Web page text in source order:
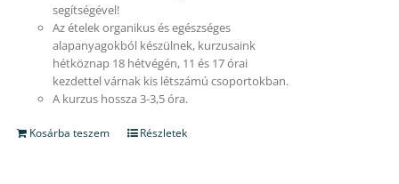
segítségével!
Az ételek organikus és egészséges
alapanyagokból készülnek, kurzusaink
hétköznap 18 hétvégén, 11 és 17 órai
kezdettel várnak kis létszámú csoportokban.
A kurzus hossza 3-3,5 óra.
Kosárba teszem Részletek